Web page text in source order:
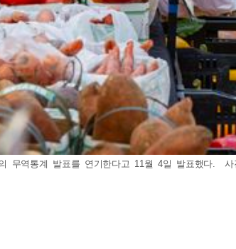
무역통계 발표를 연기한다고 11월 4일 발표했다.